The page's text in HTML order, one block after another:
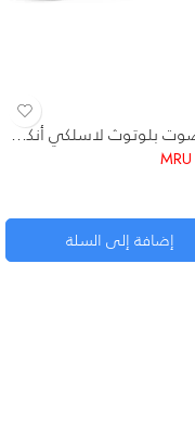
مكبر صوت بلوتوث لاسلكي أنكر (Anker)
MRU
إضافة إلى السلة